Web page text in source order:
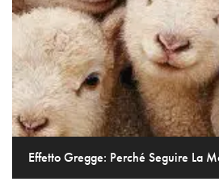
Effetto Gregge: Perché Seguire La